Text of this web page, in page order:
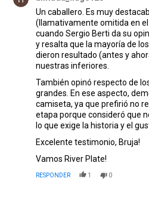
Un caballero. Es muy
(llamativamente omitida en
cuando Sergio Berti da su
y resalta que la mayoría de
dieron resultado (antes y
nuestras inferiores.
También opinó respecto de
grandes. En ese aspecto,
camiseta, ya que prefirió no
etapa porque consideró que
lo que exige la historia y el
Excelente testimonio, Bruja!
Vamos River Plate!
RESPONDER 1 0